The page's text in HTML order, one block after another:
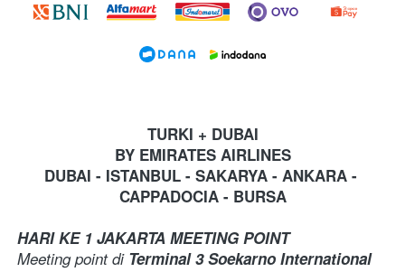
TURKI + DUBAI
BY EMIRATES AIRLINES
DUBAI - ISTANBUL - SAKARYA - ANKARA -
CAPPADOCIA - BURSA
HARI KE 1 JAKARTA MEETING POINT
Meeting point di Terminal 3 Soekarno International